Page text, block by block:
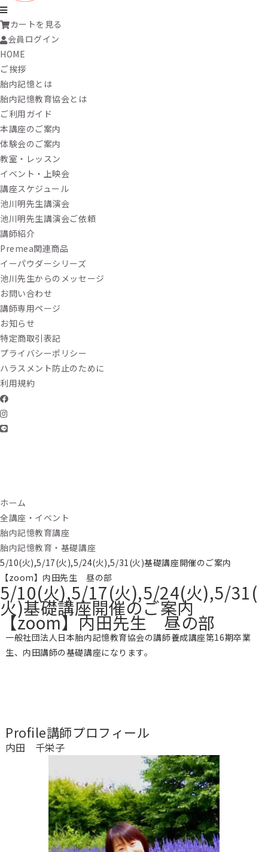
カートを見る
会員ログイン
HOME
ご挨拶
胎内記憶とは
胎内記憶教育協会とは
ご利用ガイド
本講座のご案内
体験会のご案内
教室・レッスン
イベント・上映会
講座スケジュール
池川明先生講演会
池川明先生講演会ご依頼
講師紹介
Premea関連商品
イーパウダーシリーズ
池川先生からのメッセージ
お問い合わせ
講師専用ページ
お知らせ
特定商取引表記
プライバシーポリシー
ハラスメント防止のために
利用規約
ホーム
全講座・イベント
胎内記憶教育講座
胎内記憶教育・基礎講座
5/10(火),5/17(火),5/24(火),5/31(火)基礎講座開催のご案内
【zoom】内田先生 昼の部
5/10(火),5/17(火),5/24(火),5/31(
火)基礎講座開催のご案内
【zoom】内田先生 昼の部
一般社団法人日本胎内記憶教育協会の講師養成講座第16期卒業
生、内田講師の基礎講座になります。
Profile講師プロフィール
内田 千栄子